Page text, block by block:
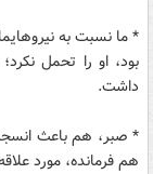
* ما نسبت به
بود، او را تحمل
داشت.
* صبر، هم باعث
هم فرمانده، مورد